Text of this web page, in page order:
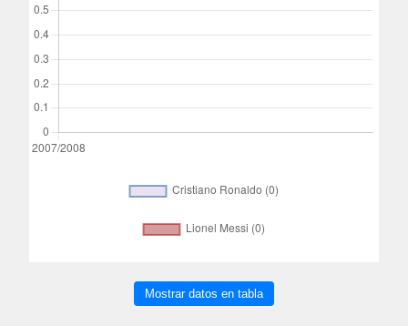
Mostrar datos en tabla